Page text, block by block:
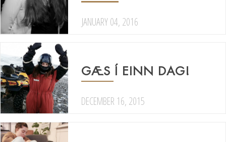
JANUARY 04, 2016
GÆS Í EINN DAG!
DECEMBER 16, 2015